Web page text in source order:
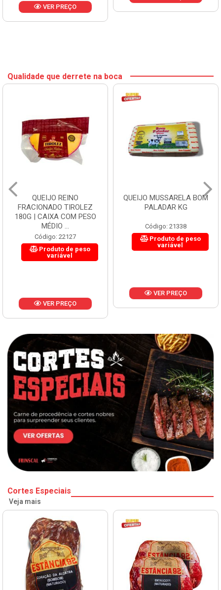
VER PREÇO
Qualidade que derrete na boca
QUEIJO REINO
FRACIONADO TIROLEZ
180G | CAIXA COM PESO
MÉDIO ...
Código: 22127
Produto de peso
variável
VER PREÇO
QUEIJO MUSSARELA BOM
PALADAR KG
Código: 21338
Produto de peso
variável
VER PREÇO
Cortes Especiais
Veja mais